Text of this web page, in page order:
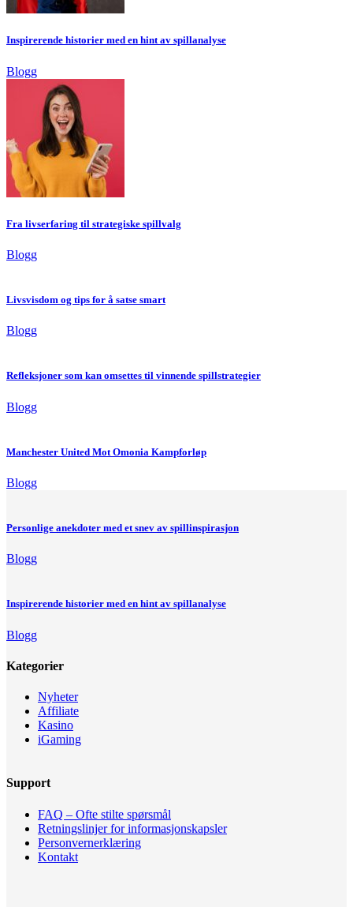
Inspirerende historier med en hint av spillanalyse
Blogg
Fra livserfaring til strategiske spillvalg
Blogg
Livsvisdom og tips for å satse smart
Blogg
Refleksjoner som kan omsettes til vinnende spillstrategier
Blogg
Manchester United Mot Omonia Kampforløp
Blogg
Personlige anekdoter med et snev av spillinspirasjon
Blogg
Inspirerende historier med en hint av spillanalyse
Blogg
Kategorier
Nyheter
Affiliate
Kasino
iGaming
Support
FAQ – Ofte stilte spørsmål
Retningslinjer for informasjonskapsler
Personvernerklæring
Kontakt